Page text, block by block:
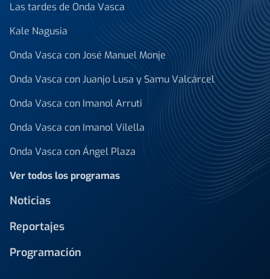
Las tardes de Onda Vasca
Kale Nagusia
Onda Vasca con José Manuel Monje
Onda Vasca con Juanjo Lusa y Samu Valcárcel
Onda Vasca con Imanol Arruti
Onda Vasca con Imanol Vilella
Onda Vasca con Ángel Plaza
Ver todos los programas
Noticias
Reportajes
Programación